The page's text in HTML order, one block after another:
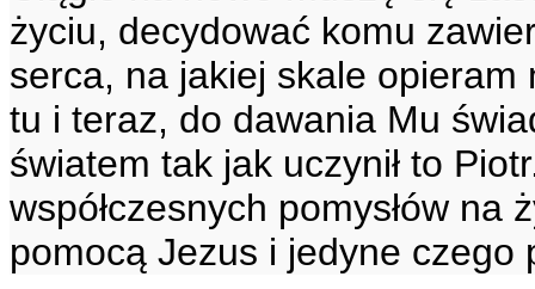
życiu, decydować komu
serca, na jakiej skale
tu i teraz, do dawania Mu
światem tak jak uczynił to
współczesnych pomysłów
pomocą Jezus i jedyne czego